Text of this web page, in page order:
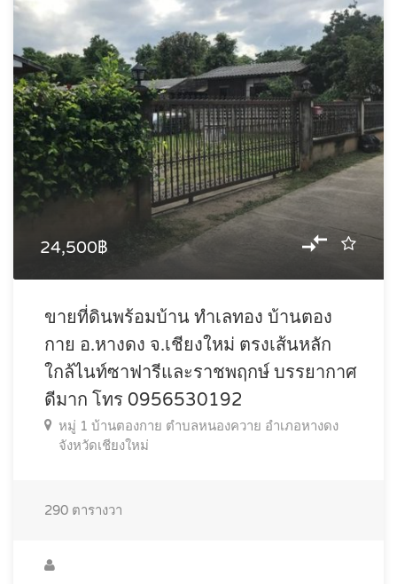
24,500฿
ขายที่ดินพร้อมบ้าน ทำเลทอง บ้านตอง
กาย อ.หางดง จ.เชียงใหม่ ตรงเส้นหลัก
ใกล้ไนท์ซาฟารีและราชพฤกษ์ บรรยากาศ
ดีมาก โทร 0956530192
หมู่ 1 บ้านตองกาย ตำบลหนองควาย อำเภอหางดง
จังหวัดเชียงใหม่
290 ตารางวา